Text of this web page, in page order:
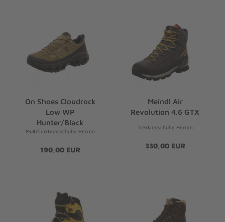
On Shoes Cloudrock
Low WP
Hunter/Black
Multifunktionsschuhe Herren
190,00 EUR
Meindl Air
Revolution 4.6 GTX
Trekkingschuhe Herren
330,00 EUR